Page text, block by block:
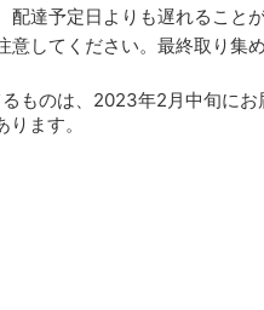
達予定日よりも遅れることが
してください。最終取り集
ものは、2023年2月中旬にお
ます。